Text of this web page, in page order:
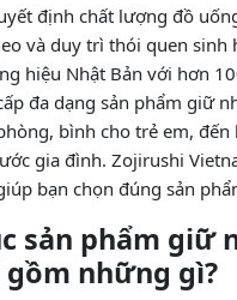
định chất lượng đồ
và duy trì thói quen sinh
hiệu Nhật Bản với hơn
đa dạng sản phẩm giữ
bình cho trẻ em,
gia đình. Zojirushi
bạn chọn đúng sản
sản phẩm giữ
những gì?